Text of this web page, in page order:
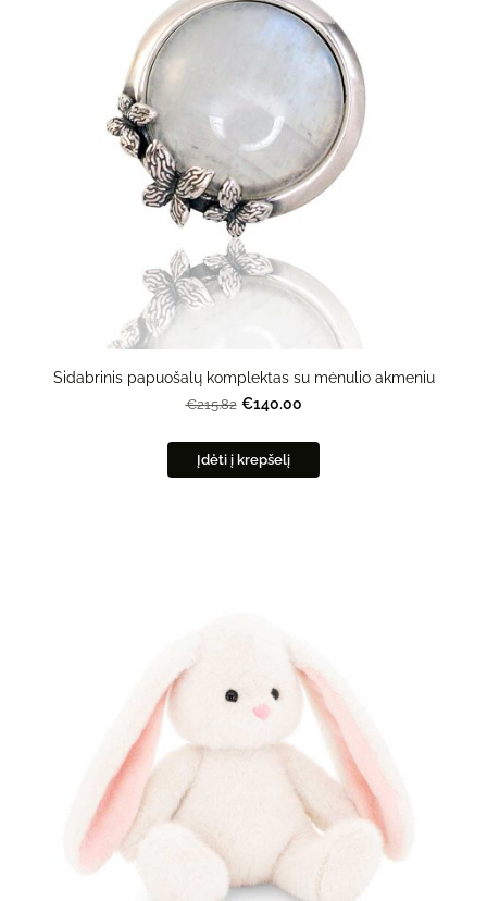
Sidabrinis papuošalų komplektas su mėnulio akmeniu
€215.82 €140.00
Įdėti į krepšelį